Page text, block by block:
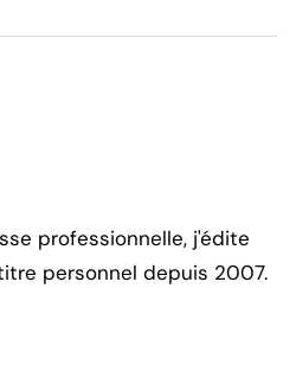
professionnelle, j'édite
personnel depuis 2007.